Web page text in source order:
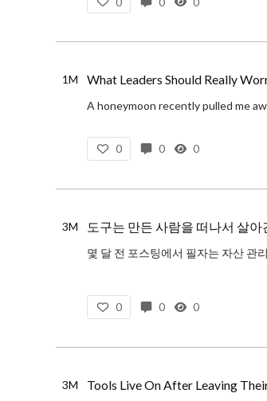
1M What Leaders Should Really
0 0 0
3M 도구는 만든 사람을 떠나서 살아
0 0 0
3M Tools Live On After Leaving